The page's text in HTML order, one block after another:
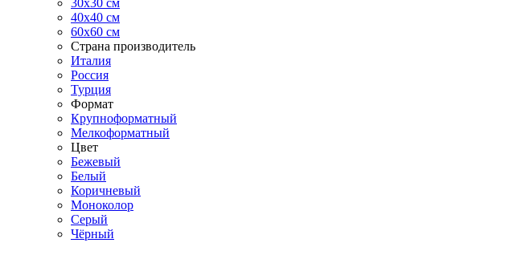
30x30 см
40x40 см
60x60 см
Страна производитель
Италия
Россия
Турция
Формат
Крупноформатный
Мелкоформатный
Цвет
Бежевый
Белый
Коричневый
Моноколор
Серый
Чёрный